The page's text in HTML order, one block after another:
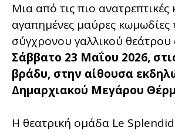
Μια από τις πιο ανατρεπτικές
αγαπημένες μαύρες κωμωδίες
σύγχρονου γαλλικού θεάτρου
Σάββατο 23 Μαΐου 2026,
βράδυ, στην αίθουσα
Δημαρχιακού Μεγάρου
Η θεατρική ομάδα Le